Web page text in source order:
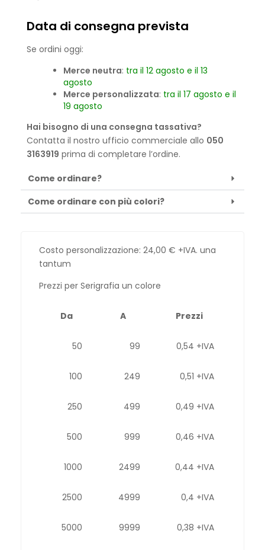
Data di consegna prevista
Se ordini oggi:
Merce neutra: tra il 12 agosto e il 13
agosto
Merce personalizzata: tra il 17 agosto e il
19 agosto
Hai bisogno di una consegna tassativa?
Contatta il nostro ufficio commerciale allo 050
3163919 prima di completare l’ordine.
Come ordinare?
Come ordinare con più colori?
Costo personalizzazione: 24,00 € +IVA. una
tantum
Prezzi per Serigrafia un colore
Da A Prezzi
50 99 0,54 +IVA
100 249 0,51 +IVA
250 499 0,49 +IVA
500 999 0,46 +IVA
1000 2499 0,44 +IVA
2500 4999 0,4 +IVA
5000 9999 0,38 +IVA